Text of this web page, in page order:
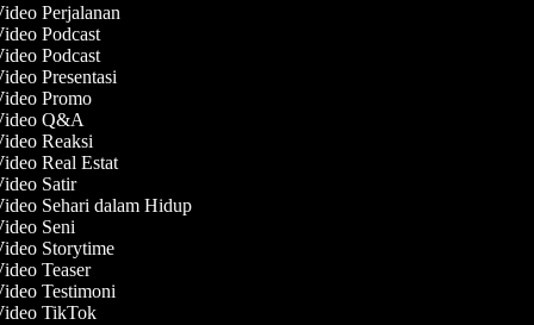
Perjalanan
Podcast
Podcast
Presentasi
Promo
Q&A
Reaksi
Real Estat
Satir
Sehari dalam Hidup
Seni
Storytime
Teaser
Testimoni
TikTok